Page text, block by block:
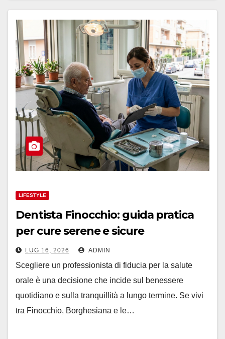
LIFESTYLE
Dentista Finocchio: guida pratica
per cure serene e sicure
LUG 16, 2026 ADMIN
Scegliere un professionista di fiducia per la salute
orale è una decisione che incide sul benessere
quotidiano e sulla tranquillità a lungo termine. Se vivi
tra Finocchio, Borghesiana e le…